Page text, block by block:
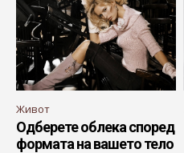
Живот
Одберете облека според
формата на вашето тело